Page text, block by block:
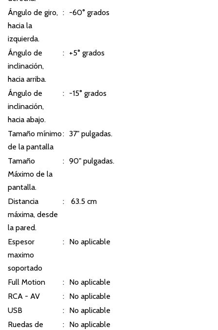
Ángulo de giro,
hacia la
izquierda.
: -60° grados
Ángulo de
inclinación,
hacia arriba.
: +5° grados
Ángulo de
inclinación,
hacia abajo.
: -15° grados
Tamaño mínimo
de la pantalla
: 37" pulgadas.
Tamaño
Máximo de la
pantalla.
: 90" pulgadas.
Distancia
máxima, desde
la pared.
: 63.5 cm
Espesor
maximo
soportado
: No aplicable
Full Motion : No aplicable
RCA - AV
: No aplicable
USB
: No aplicable
Ruedas de
: No aplicable